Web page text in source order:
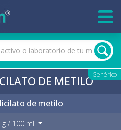
Genérico
DE METILO
de metilo
g / 100 mL